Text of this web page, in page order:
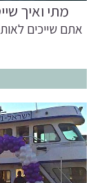
מתי ואיך
אתם שייכים